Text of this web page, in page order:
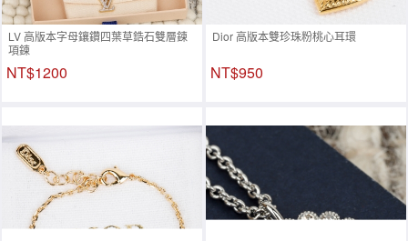
LV 高版本字母鑲鑽四葉草鋯石雙層鍊
項鍊
NT$1200
Dior 高版本雙珍珠粉桃心耳環
NT$950